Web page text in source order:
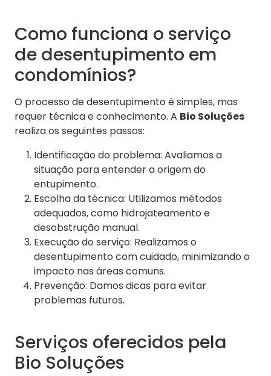
Como funciona o serviço
de desentupimento em
condomínios?
O processo de desentupimento é simples, mas
requer técnica e conhecimento. A Bio Soluções
realiza os seguintes passos:
Identificação do problema: Avaliamos a
situação para entender a origem do
entupimento.
Escolha da técnica: Utilizamos métodos
adequados, como hidrojateamento e
desobstrução manual.
Execução do serviço: Realizamos o
desentupimento com cuidado, minimizando o
impacto nas áreas comuns.
Prevenção: Damos dicas para evitar
problemas futuros.
Serviços oferecidos pela
Bio Soluções